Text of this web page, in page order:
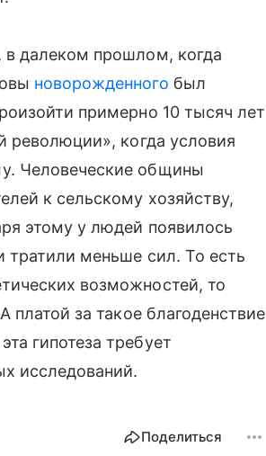
далеком прошлом, когда
новорожденного был
примерно 10 тысяч лет
революции», когда условия
Человеческие общины
к сельскому хозяйству,
этому у людей появилось
тратили меньше сил. То есть
возможностей, то
за такое благоденствие
гипотеза требует
исследований.
Поделиться